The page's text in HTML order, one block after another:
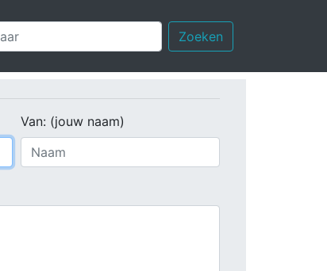
Zoeken
Van: (jouw naam)